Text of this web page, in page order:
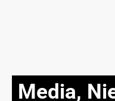
Media,